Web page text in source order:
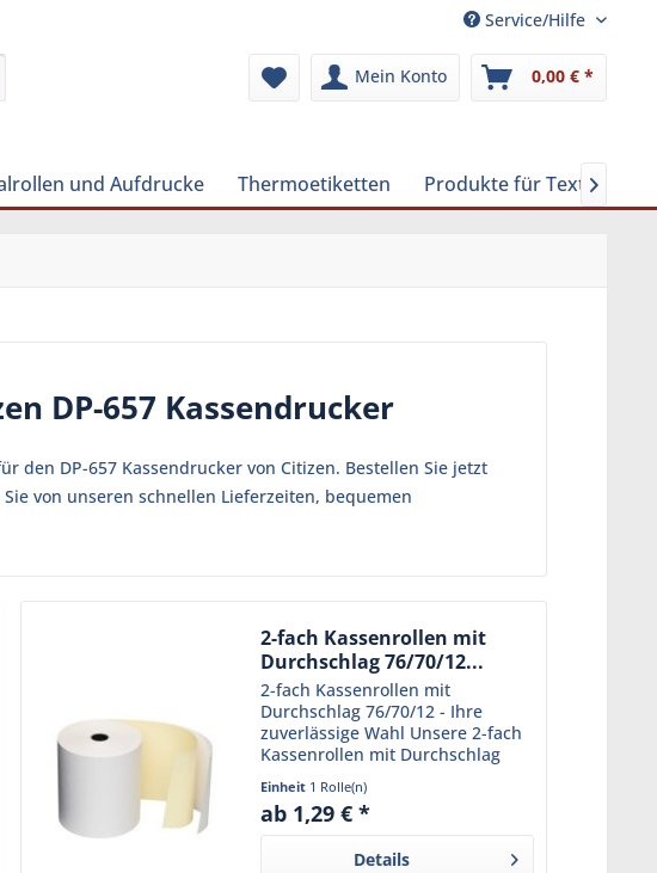
Service/Hilfe
Mein Konto 0,00 € *
und Aufdrucke Thermoetiketten Produkte für 
DP-657 Kassendrucker
den DP-657 Kassendrucker von Citizen. Bestellen Sie jetzt
von unseren schnellen Lieferzeiten, bequemen
2-fach Kassenrollen mit
Durchschlag 76/70/12...
2-fach Kassenrollen mit
Durchschlag 76/70/12 - Ihre
zuverlässige Wahl Unsere 2-fach
Kassenrollen mit Durchschlag
76/70/12 sind die perfekte
Lösung für Ihr Geschäft. Sie sind
speziell für den Einsatz in
Einheit 1 Rolle(n)
ab 1,29 € *
Details